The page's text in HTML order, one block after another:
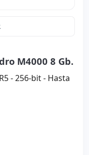
M4000 8 Gb.
- 256-bit - Hasta